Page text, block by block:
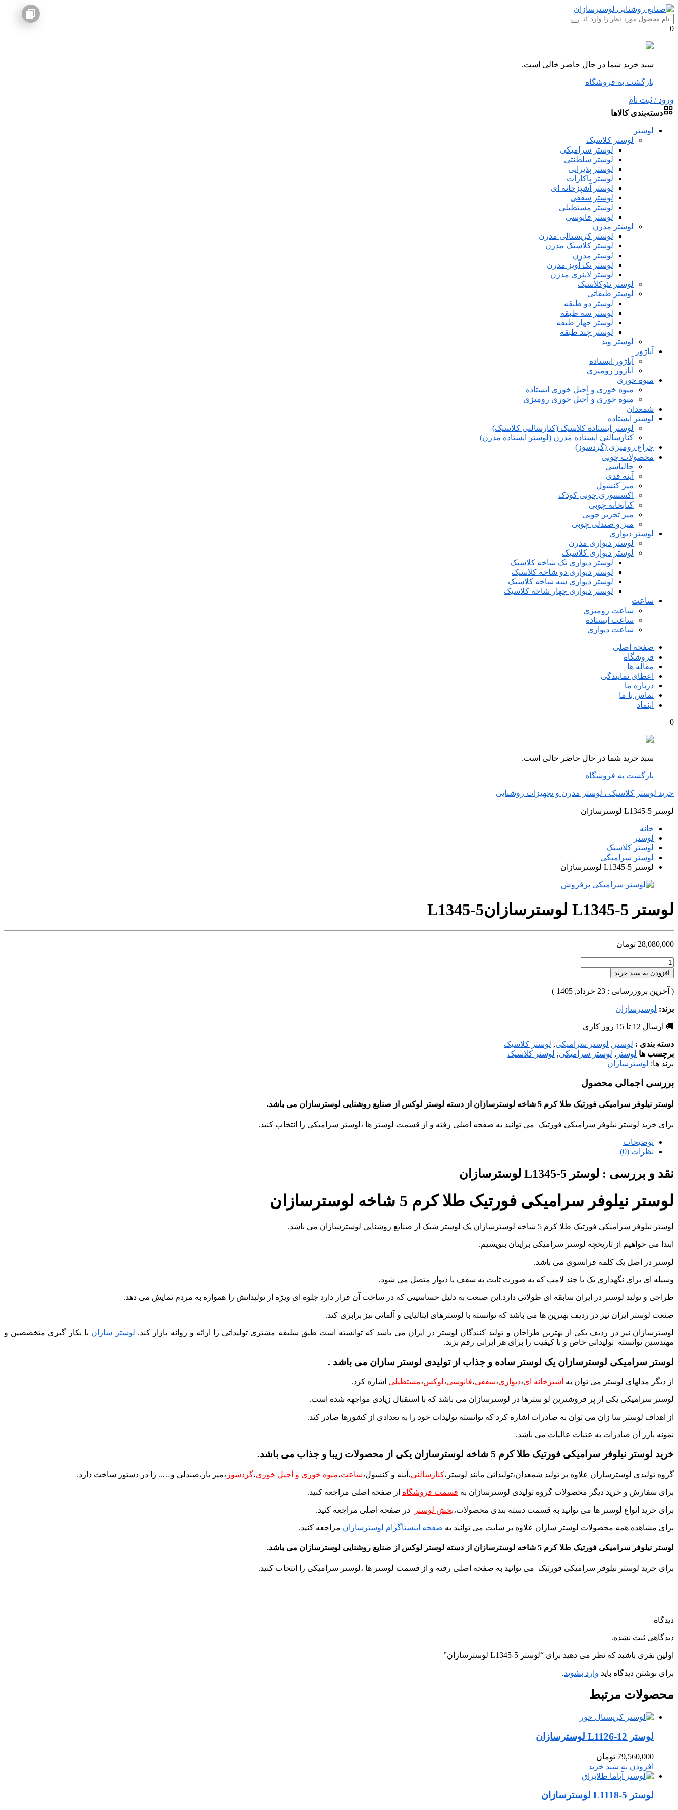
0
سبد خرید شما در حال حاضر خالی است.
بازگشت به فروشگاه
ورود / ثبت نام
دسته‌بندی کالاها
لوستر
لوستر کلاسیک
لوستر سرامیکی
لوستر سلطنتی
لوستر پذیرایی
لوستر باکارات
لوستر آشپزخانه ای
لوستر سقفی
لوستر مستطیلی
لوستر فانوسی
لوستر مدرن
لوستر کریستالی مدرن
لوستر کلاسیک مدرن
لوستر مدرن
لوستر تک آویز مدرن
لوستر لاینری مدرن
لوستر نئوکلاسیک
لوستر طبقاتی
لوستر دو طبقه
لوستر سه طبقه
لوستر چهار طبقه
لوستر چند طبقه
لوستر وید
آباژور
آباژور ایستاده
آباژور رومیزی
میوه خوری
میوه خوری و آجیل خوری ایستاده
میوه خوری و آجیل خوری رومیزی
شمعدان
لوستر ایستاده
لوستر ایستاده کلاسیک (کنارسالنی کلاسیک)
کنارسالنی ایستاده مدرن (لوستر ایستاده مدرن)
چراغ رومیزی (گردسوز)
محصولات چوبی
جالباسی
آینه قدی
میز کنسول
اکسسوری چوبی کودک
کتابخانه چوبی
میز تحریر چوبی
میز و صندلی چوبی
لوستر دیواری
لوستر دیواری مدرن
لوستر دیواری کلاسیک
لوستر دیواری تک شاخه کلاسیک
لوستر دیواری دو شاخه کلاسیک
لوستر دیواری سه شاخه کلاسیک
لوستر دیواری چهار شاخه کلاسیک
ساعت
ساعت رومیزی
ساعت ایستاده
ساعت دیواری
صفحه اصلی
فروشگاه
مقاله ها
اعطای نمایندگی
درباره ما
تماس با ما
اینماد
0
سبد خرید شما در حال حاضر خالی است.
بازگشت به فروشگاه
خرید لوستر کلاسیک ، لوستر مدرن و تجهیزات روشنایی
لوستر L1345-5 لوسترسازان
خانه
لوستر
لوستر کلاسیک
لوستر سرامیکی
لوستر L1345-5 لوسترسازان
لوستر L1345-5 لوسترسازان L1345-5
28,080,000 تومان
افزودن به سبد خرید
( آخرین بروزرسانی : 23 خرداد, 1405 )
برند: لوسترسازان
🚚 ارسال 12 تا 15 روز کاری
دسته بندی : لوستر , لوستر سرامیکی, لوستر کلاسیک
برچسب ها لوستر , لوستر سرامیکی, لوستر کلاسیک
برند ها: لوسترسازان
بررسی اجمالی محصول
لوستر نیلوفر سرامیکی فورتیک طلا کرم 5 شاخه لوسترسازان از دسته لوستر لوکس از صنایع روشنایی لوسترسازان می باشد.
برای خرید لوستر نیلوفر سرامیکی فورتیک می توانید به صفحه اصلی رفته و از قسمت لوستر ها ،لوستر سرامیکی را انتخاب کنید.
توضیحات
نظرات (0)
نقد و بررسی : لوستر L1345-5 لوسترسازان
لوستر نیلوفر سرامیکی فورتیک طلا کرم 5 شاخه لوسترسازان
لوستر نیلوفر سرامیکی فورتیک طلا کرم 5 شاخه لوسترسازان یک لوستر شیک از صنایع روشنایی لوسترسازان می باشد.
ابتدا می خواهیم از تاریخچه لوستر سرامیکی برایتان بنویسیم.
لوستر در اصل یک کلمه فرانسوی می باشد.
وسیله ای برای نگهداری یک یا چند لامپ که به صورت ثابت به سقف یا دیوار متصل می شود.
طراحی و تولید لوستر در ایران سابقه ای طولانی دارد.این صنعت به دلیل حساسیتی که در ساخت آن قرار دارد جلوه ای ویژه از تولیداتش را همواره به مردم نمایش می دهد.
صنعت لوستر ایران نیز در ردیف بهترین ها می باشد که توانسته با لوسترهای ایتالیایی و آلمانی نیز برابری کند.
لوسترسازان نیز در ردیف یکی از بهترین طراحان و تولید کنندگان لوستر در ایران می باشد که توانسته است طبق سلیقه مشتری تولیداتی را ارائه و روانه بازار کند. لوستر سازان با بکار گیری متخصصین و
مهندسین توانسته تولیداتی خاص و با کیفیت را برای هر ایرانی رقم بزند.
لوستر سرامیکی لوسترسازان یک لوستر ساده و جذاب از تولیدی لوستر سازان می باشد .
از دیگر مدلهای لوستر می توان به آشپزخانه ای،دیواری،سقفی،فانوسی،لوکس،مستطیلی اشاره کرد.
لوستر سرامیکی یکی از پر فروشترین لو سترها در لوسترسازان می باشد که با استقبال زیادی مواجهه شده است.
از اهداف لوستر سا زان می توان به صادرات اشاره کرد که توانسته تولیدات خود را به تعدادی از کشورها صادر کند.
نمونه بارز آن صادرات به عتبات عالیات می باشد.
خرید لوستر نیلوفر سرامیکی فورتیک طلا کرم 5 شاخه لوسترسازان یکی از محصولات زیبا و جذاب می باشد.
گروه تولیدی لوسترسازان علاوه بر تولید شمعدان،تولیداتی مانند لوستر ،کنارسالنی،آینه و کنسول،ساعت،میوه خوری و آجیل خوری،گردسوز ،میز بار،صندلی و….. را در دستور ساخت دارد.
برای سفارش و خرید دیگر محصولات گروه تولیدی لوسترسازان به قسمت فروشگاه از صفحه اصلی مراجعه کنید.
برای خرید انواع لوستر ها می توانید به قسمت دسته بندی محصولات،بخش لوستر در صفحه اصلی مراجعه کنید.
برای مشاهده همه محصولات لوستر سازان علاوه بر سایت می توانید به صفحه اینستاگرام لوسترسازان مراجعه کنید.
لوستر نیلوفر سرامیکی فورتیک طلا کرم 5 شاخه لوسترسازان از دسته لوستر لوکس از صنایع روشنایی لوسترسازان می باشد.
برای خرید لوستر نیلوفر سرامیکی فورتیک می توانید به صفحه اصلی رفته و از قسمت لوستر ها ،لوستر سرامیکی را انتخاب کنید.
دیدگاه
دیدگاهی ثبت نشده.
اولین نفری باشید که نظر می دهید برای “لوستر L1345-5 لوسترسازان”
برای نوشتن دیدگاه باید وارد بشوید.
محصولات مرتبط
لوستر L1126-12 لوسترسازان
79,560,000 تومان
افزودن به سبد خرید
لوستر L1118-5 لوسترسازان